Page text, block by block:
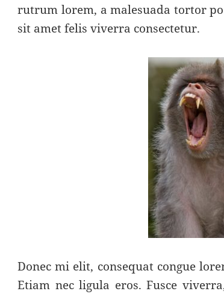
rutrum lorem, a malesuada tortor
sit amet felis viverra consectetur.
Donec mi elit, consequat congue
Etiam nec ligula eros. Fusce